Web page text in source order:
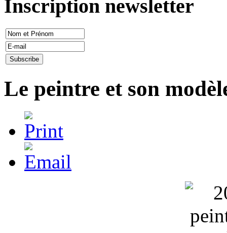
Inscription newsletter
Le peintre et son